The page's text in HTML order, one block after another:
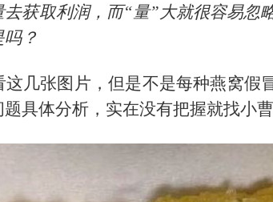
获取利润，而“量”大就很容易忽
？
几张图片，但是不是每种燕窝假
具体分析，实在没有把握就找小曹